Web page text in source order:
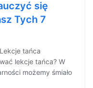
się
Tych 7
tańca
lekcje tańca? W
możemy śmiało